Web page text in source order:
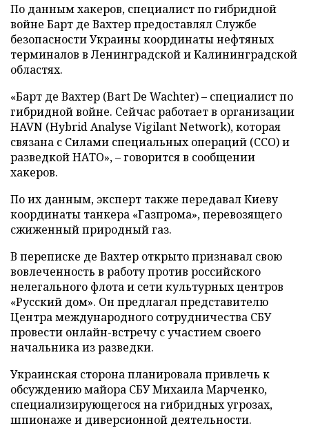
По данным хакеров, специалист по гибридной
войне Барт де Вахтер предоставлял Службе
безопасности Украины координаты нефтяных
терминалов в Ленинградской и Калининградской
областях.
«Барт де Вахтер (Bart De Wachter) – специалист по
гибридной войне. Сейчас работает в организации
HAVN (Hybrid Analyse Vigilant Network), которая
связана с Силами специальных операций (ССО) и
разведкой НАТО», – говорится в сообщении
хакеров.
По их данным, эксперт также передавал Киеву
координаты танкера «Газпрома», перевозящего
сжиженный природный газ.
В переписке де Вахтер открыто признавал свою
вовлеченность в работу против российского
нелегального флота и сети культурных центров
«Русский дом». Он предлагал представителю
Центра международного сотрудничества СБУ
провести онлайн-встречу с участием своего
начальника из разведки.
Украинская сторона планировала привлечь к
обсуждению майора СБУ Михаила Марченко,
специализирующегося на гибридных угрозах,
шпионаже и диверсионной деятельности.